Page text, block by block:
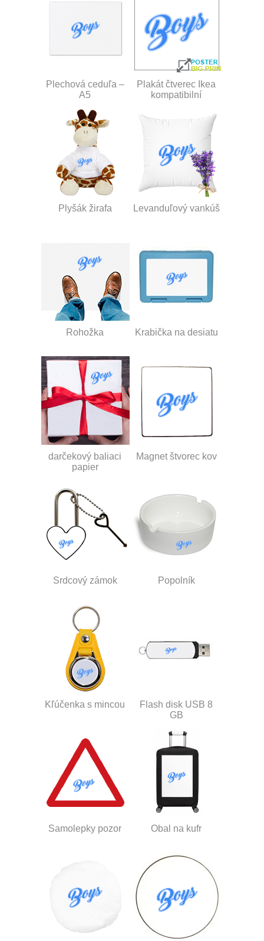
Plechová ceduľa –
A5
Plakát čtverec Ikea
kompatibilní
Plyšák žirafa Levanduľový vankúš
Rohožka Krabička na desiatu
darčekový baliaci
papier
Magnet štvorec kov
Srdcový zámok Popolník
Kľúčenka s mincou
Flash disk USB 8
GB
Samolepky pozor Obal na kufr